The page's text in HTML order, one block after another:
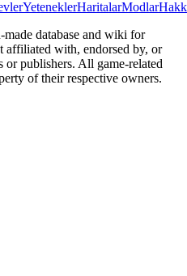
YeteneklerHaritalarModlar
database and wiki for
affiliated with, endorsed by, or
or publishers. All game-related
of their respective owners.